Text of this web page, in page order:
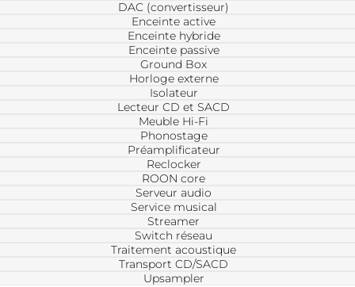
DAC (convertisseur)
Enceinte active
Enceinte hybride
Enceinte passive
Ground Box
Horloge externe
Isolateur
Lecteur CD et SACD
Meuble Hi-Fi
Phonostage
Préamplificateur
Reclocker
ROON core
Serveur audio
Service musical
Streamer
Switch réseau
Traitement acoustique
Transport CD/SACD
Upsampler